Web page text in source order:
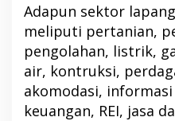
Adapun sektor
meliputi pertanian,
pengolahan, listrik,
air, kontruksi,
akomodasi,
keuangan, REI, jasa